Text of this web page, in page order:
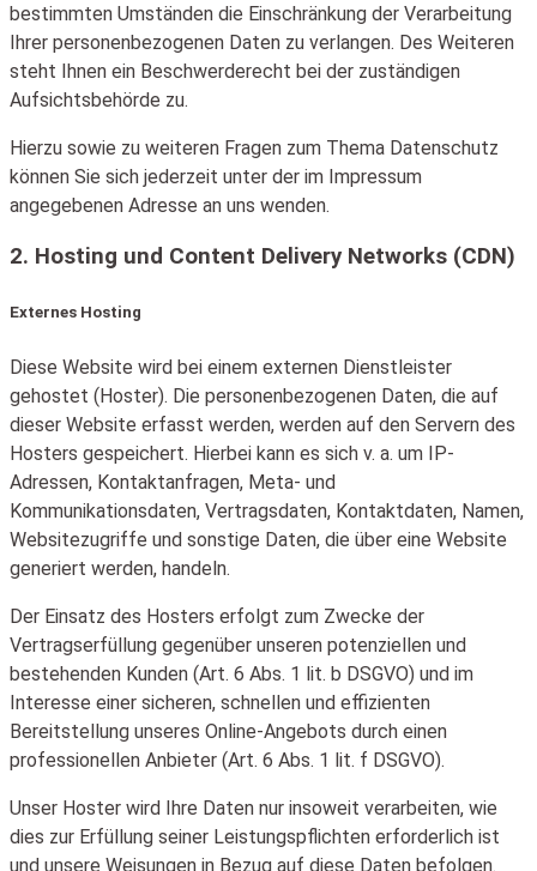
bestimmten Umständen die Einschränkung der Verarbeitung
Ihrer personenbezogenen Daten zu verlangen. Des Weiteren
steht Ihnen ein Beschwerderecht bei der zuständigen
Aufsichtsbehörde zu.
Hierzu sowie zu weiteren Fragen zum Thema Datenschutz
können Sie sich jederzeit unter der im Impressum
angegebenen Adresse an uns wenden.
2. Hosting und Content Delivery Networks (CDN)
Externes Hosting
Diese Website wird bei einem externen Dienstleister
gehostet (Hoster). Die personenbezogenen Daten, die auf
dieser Website erfasst werden, werden auf den Servern des
Hosters gespeichert. Hierbei kann es sich v. a. um IP-
Adressen, Kontaktanfragen, Meta- und
Kommunikationsdaten, Vertragsdaten, Kontaktdaten, Namen,
Websitezugriffe und sonstige Daten, die über eine Website
generiert werden, handeln.
Der Einsatz des Hosters erfolgt zum Zwecke der
Vertragserfüllung gegenüber unseren potenziellen und
bestehenden Kunden (Art. 6 Abs. 1 lit. b DSGVO) und im
Interesse einer sicheren, schnellen und effizienten
Bereitstellung unseres Online-Angebots durch einen
professionellen Anbieter (Art. 6 Abs. 1 lit. f DSGVO).
Unser Hoster wird Ihre Daten nur insoweit verarbeiten, wie
dies zur Erfüllung seiner Leistungspflichten erforderlich ist
und unsere Weisungen in Bezug auf diese Daten befolgen.